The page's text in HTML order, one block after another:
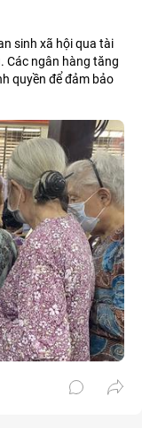
sinh xã hội qua tài
Các ngân hàng tăng
quyền để đảm bảo